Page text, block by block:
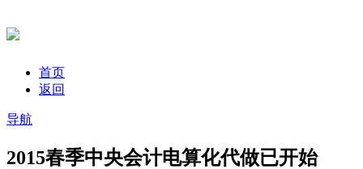
首页
返回
导航
2015春季中央会计电算化代做已开始